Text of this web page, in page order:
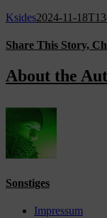
Ksides2024-11-
Share This Story,
Facebook
X
Reddit
LinkedIn
WhatsApp
Tumblr
Pinterest
Vk
Email
About the
Sonstiges
Impressum